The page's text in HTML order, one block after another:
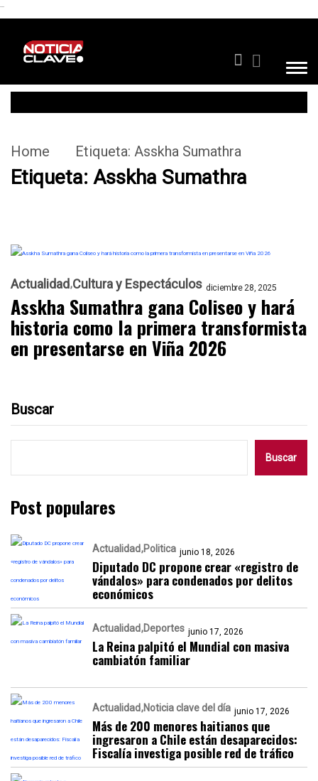
```
Home Etiqueta: Asskha Sumathra
Etiqueta: Asskha Sumathra
Actualidad Cultura y Espectáculos diciembre 28, 2025
Asskha Sumathra gana Coliseo y hará
historia como la primera transformista
en presentarse en Viña 2026
Buscar
Buscar
Post populares
Actualidad Politica junio 18, 2026
Diputado DC propone crear «registro de
vándalos» para condenados por delitos
económicos
Actualidad Deportes junio 17, 2026
La Reina palpitó el Mundial con masiva
cambiatón familiar
Actualidad Noticia clave del día junio 17, 2026
Más de 200 menores haitianos que
ingresaron a Chile están desaparecidos:
Fiscalía investiga posible red de tráfico